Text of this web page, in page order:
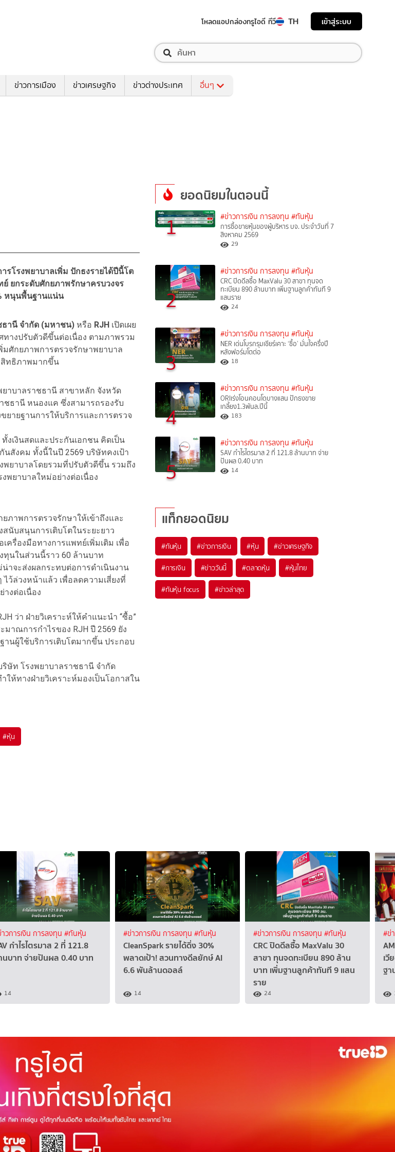
โหลดแอปกล่องทรูไอดี ทีวี TH เข้าสู่ระบบ
ข่าวการเมือง ข่าวเศรษฐกิจ ข่าวต่างประเทศ อื่นๆ
รโรงพยาบาลเพิ่ม ปักธงรายได้ปีนี้โต
ย์ ยกระดับศักยภาพรักษาครบวงจร
หนุนพื้นฐานแน่น
ธานี จำกัด (มหาชน) หรือ RJH เปิดเผย
างปรับตัวดีขึ้นต่อเนื่อง ตามภาพรวม
ศักยภาพการตรวจรักษาพยาบาล
สิทธิภาพมากขึ้น
ยาบาลราชธานี สาขาหลัก จังหวัด
ชธานี หนองแค ซึ่งสามารถรองรับ
ยายฐานการให้บริการและการตรวจ
งเงินสดและประกันเอกชน คิดเป็น
สังคม ทั้งนี้ในปี 2569 บริษัทคงเป้า
งพยาบาลโดยรวมที่ปรับตัวดีขึ้น รวมถึง
พยาบาลใหม่อย่างต่อเนื่อง
ภาพการตรวจรักษาให้เข้าถึงและ
นับสนุนการเติบโตในระยะยาว
รื่องมือทางการแพทย์เพิ่มเติม เพื่อ
ทุนในส่วนนี้ราว 60 ล้านบาท
าจะส่งผลกระทบต่อการดำเนินงาน
ว้ล่วงหน้าแล้ว เพื่อลดความเสี่ยงที่
งต่อเนื่อง
ว่า ฝ่ายวิเคราะห์ให้คำแนะนำ “ซื้อ”
มาณการกำไรของ RJH ปี 2569 ยัง
านผู้ใช้บริการเติบโตมากขึ้น ประกอบ
ษัท โรงพยาบาลราชธานี จำกัด
ห้ทางฝ่ายวิเคราะห์มองเป็นโอกาสใน
#หุ้น
ยอดนิยมในตอนนี้
1 #ข่าวการเงิน การลงทุน #ทันหุ้น
การซื้อขายหุ้นของผู้บริหาร บจ. ประจำวันที่ 7
สิงหาคม 2569
29
2
#ข่าวการเงิน การลงทุน #ทันหุ้น
CRC ปิดดีลซื้อ MaxValu 30 สาขา ทุนจด
ทะเบียน 890 ล้านบาท เพิ่มฐานลูกค้าทันที 9
แสนราย
24
3
#ข่าวการเงิน การลงทุน #ทันหุ้น
NER เด่นโบรกรุมเชียร์เคาะ ‘ซื้อ’ มั่นใจครึ่งปี
หลังฟอร์มโตต่อ
18
4
#ข่าวการเงิน การลงทุน #ทันหุ้น
ORIเร่งโอนคอนโดบางแสน ปักธงขาย
เกลี้ยง1.3พันล.ปีนี้
183
5
#ข่าวการเงิน การลงทุน #ทันหุ้น
SAV กำไรไตรมาส 2 ที่ 121.8 ล้านบาท จ่าย
ปันผล 0.40 บาท
14
แท็กยอดนิยม
#ทันหุ้น #ข่าวการเงิน #หุ้น #ข่าวเศรษฐกิจ
#การเงิน #ข่าววันนี้ #ตลาดหุ้น #หุ้นไทย
#ทันหุ้น focus #ข่าวล่าสุด
วการเงิน การลงทุน #ทันหุ้น
กำไรไตรมาส 2 ที่ 121.8
นบาท จ่ายปันผล 0.40 บาท
14
#ข่าวการเงิน การลงทุน #ทันหุ้น
CleanSpark รายได้ดิ่ง 30%
พลาดเป้า! สวนทางดีลยักษ์ AI
6.6 พันล้านดอลล์
14
#ข่าวการเงิน การลงทุน #ทันหุ้น
CRC ปิดดีลซื้อ MaxValu 30
สาขา ทุนจดทะเบียน 890 ล้าน
บาท เพิ่มฐานลูกค้าทันที 9 แสน
ราย
24
#ข่
เ
ฐ